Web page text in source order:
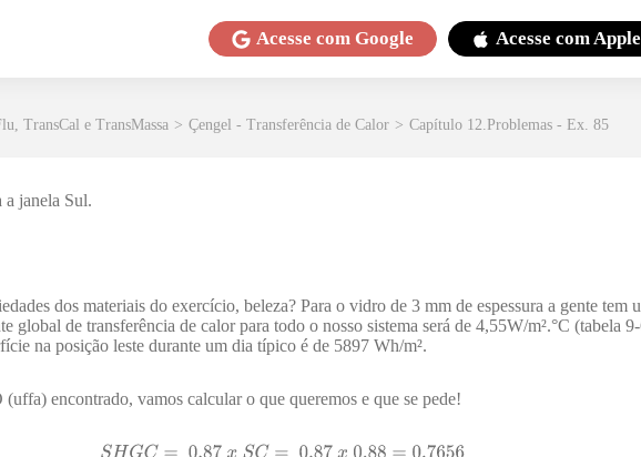
Acesse com Google Acesse comApple
TransCal e TransMassa > Çengel - Transferência de Calor > Capítulo 12.Problemas - Ex. 85
a janela Sul.
dos materiais do exercício, beleza? Para o vidro de 3 mm de espessura a gente tem
global de transferência de calor para todo o nosso sistema será de 4,55W/m².°C (tabela
na posição leste durante um dia típico é de 5897 Wh/m².
encontrado, vamos calcular o que queremos e que se pede!